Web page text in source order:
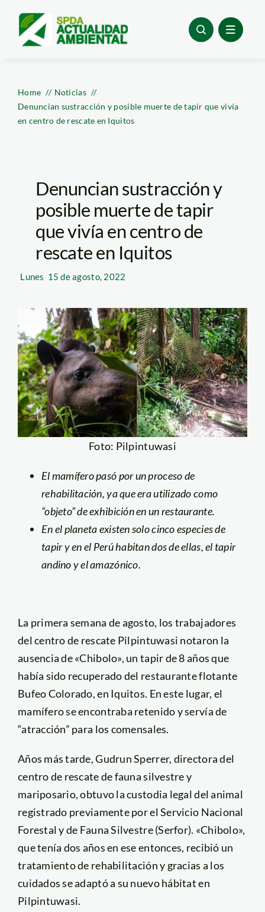
content
Home
Noticias
Denuncian sustracción y posible muerte de tapir que vivía
en centro de rescate en Iquitos
Denuncian sustracción y
posible muerte de tapir
que vivía en centro de
rescate en Iquitos
Lunes 15 de agosto, 2022
Foto: Pilpintuwasi
El mamífero pasó por un proceso de
rehabilitación, ya que era utilizado como
“objeto” de exhibición en un restaurante.
En el planeta existen solo cinco especies de
tapir y en el Perú habitan dos de ellas, el tapir
andino y el amazónico.
La primera semana de agosto, los trabajadores
del centro de rescate Pilpintuwasi notaron la
ausencia de «Chibolo», un tapir de 8 años que
había sido recuperado del restaurante flotante
Bufeo Colorado, en Iquitos. En este lugar, el
mamífero se encontraba retenido y servía de
“atracción” para los comensales.
Años más tarde, Gudrun Sperrer, directora del
centro de rescate de fauna silvestre y
mariposario, obtuvo la custodia legal del animal
registrado previamente por el Servicio Nacional
Forestal y de Fauna Silvestre (Serfor). «Chibolo»,
que tenía dos años en ese entonces, recibió un
tratamiento de rehabilitación y gracias a los
cuidados se adaptó a su nuevo hábitat en
Pilpintuwasi.